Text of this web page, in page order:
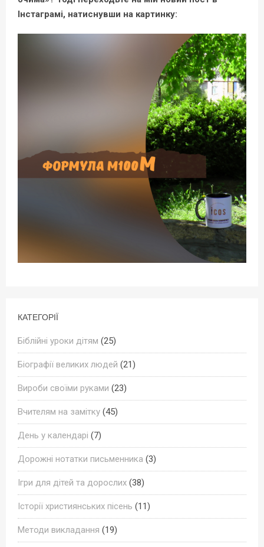
Інстаграмі, натиснувши на картинку:
КАТЕГОРІЇ
Біблійні уроки дітям (25)
Біографії великих людей (21)
Вироби своїми руками (23)
Вчителям на замітку (45)
День у календарі (7)
Дорожні нотатки письменника (3)
Ігри для дітей та дорослих (38)
Історії християнських пісень (11)
Методи викладання (19)